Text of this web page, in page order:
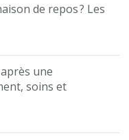
de repos ? Les
une
soins et